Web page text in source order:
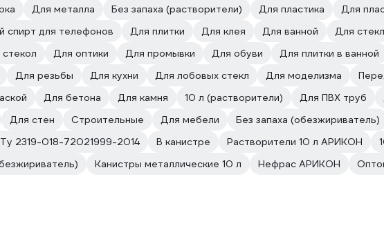
Для металла Без запаха (растворители) Для пластика Для
спирт для телефонов Для плитки Для клея Для ванной Для стекл
Для оптики Для промывки Для обуви Для плитки в ванной
Для резьбы Для кухни Для лобовых стекл Для моделизма
Для бетона Для камня 10 л (растворители) Для ПВХ труб
Для стен Строительные Для мебели
Без запаха (обезжириватель)
Ту 2319-018-72021999-2014 В канистре Растворители 10 л АРИКОН
Канистры металлические 10 л Нефрас АРИКОН